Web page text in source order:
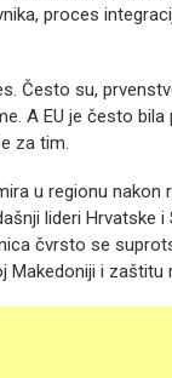
proces
Često su,
A EU je često
za tim.
u regionu nakon
lideri Hrvatske
čvrsto se
i zaštitu